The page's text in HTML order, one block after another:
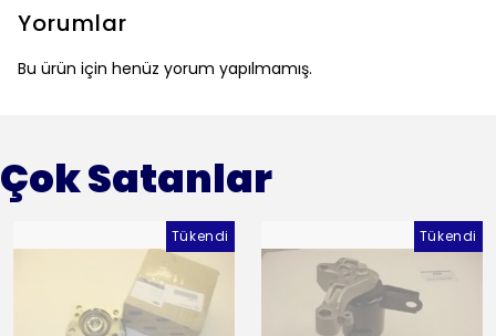
Yorumlar
Bu ürün için henüz yorum yapılmamış.
Çok Satanlar
Tükendi Tükendi